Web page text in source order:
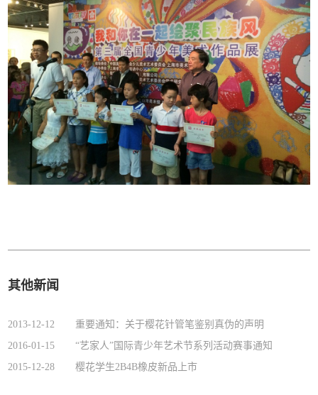
其他新闻
2013-12-12
重要通知：关于樱花针管笔鉴别真伪的声明
2016-01-15
“艺家人”国际青少年艺术节系列活动赛事通知
2015-12-28
樱花学生2B4B橡皮新品上市